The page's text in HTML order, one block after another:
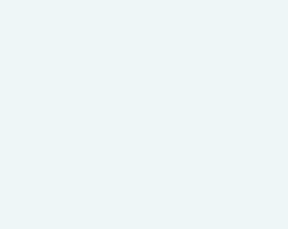
Brief: Responding to
Outage